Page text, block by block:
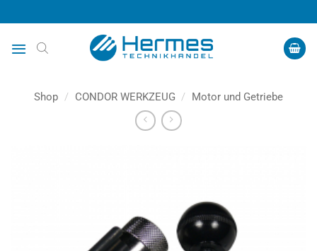
Inhalt
springen
Shop / CONDOR WERKZEUG / Motor und Getriebe